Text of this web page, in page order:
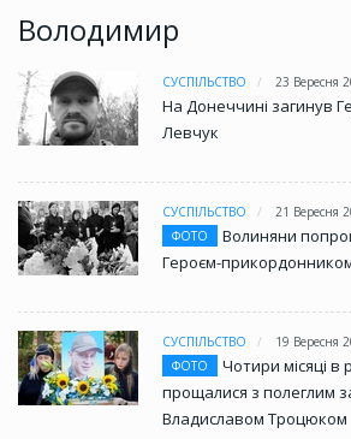
Володимир
СУСПІЛЬСТВО 23 Вересня
На Донеччині загинув
Левчук
СУСПІЛЬСТВО
21 Вересня
ФОТО
Волиняни
Героєм-
СУСПІЛЬСТВО
19 Вересня
ФОТО
Чотири місяці в
прощалися з полеглим
Владиславом Троцюком